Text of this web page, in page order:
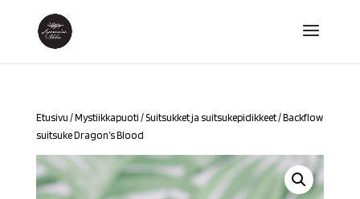
Etusivu /Mystiikkapuoti /Suitsukket ja suitsukepidikkeet/ Backflow
suitsuke Dragon’s Blood